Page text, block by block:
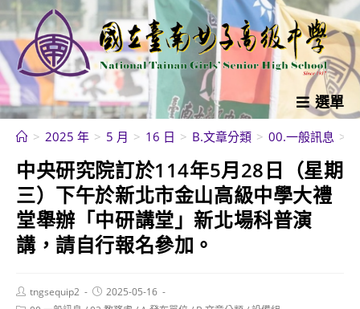
跳
轉
至
主
要
內
選單
> 2025 年 > 5 月 > 16 日 > B.文章分類 > 00.一般訊息 >
中央研究院訂於114年5月28日（星期
三）下午於新北市金山高級中學大禮
堂舉辦「中研講堂」新北場科普演
講，請自行報名參加。
Post
author:
tngsequip2
Post
published:
2025-05-16